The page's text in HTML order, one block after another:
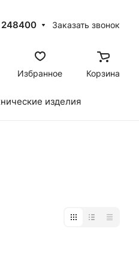
248400 Заказать звонок
Избранное Корзина
изделия